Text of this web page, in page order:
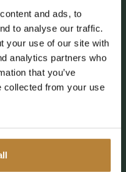
and ads, to
to analyse our traffic.
your use of our site with
analytics partners who
that you’ve
collected from your use
Of het nu
peuterbad of elke
het verwarmde
plek voor kleintjes om
dag vol avontuur
Wolf vormt de